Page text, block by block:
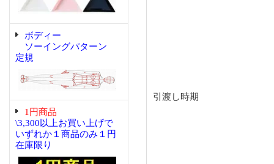
ボディー
ソーイングパターン
定規
1円商品
\3,300以上お買い上げで
いずれか１商品のみ１円
在庫限り
引渡し時期